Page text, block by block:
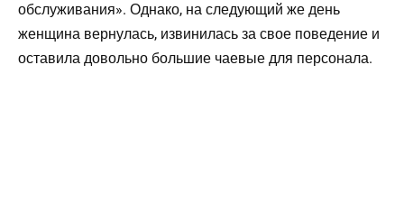
обслуживания». Однако, на следующий же день
женщина вернулась, извинилась за свое поведение и
оставила довольно большие чаевые для персонала.